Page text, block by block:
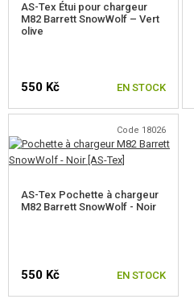
CHARGEURS, BB LOADER
ÉQUIPEMENT, UNIFORMES...
CASQUES, CHAPELLERIE
AS-Tex Étui pour chargeur
M82 Barrett SnowWolf – Vert
olive
550 Kč EN STOCK
Code 18026
AS-Tex Pochette à chargeur
M82 Barrett SnowWolf - Noir
550 Kč EN STOCK